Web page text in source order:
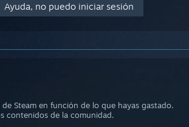
Ayuda, no puedo iniciar sesión
Steam en función de lo que hayas gastado.
contenidos de la comunidad.